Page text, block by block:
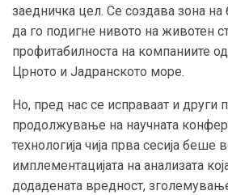
заедничка цел. Се создава зона на
да го подигне нивото на животен
профитабилноста на компаниите
Црното и Јадранското море.
Но, пред нас се исправаат и други
продолжување на научната
технологија чија прва сесија беше
имплементацијата на анализата
додадената вредност,